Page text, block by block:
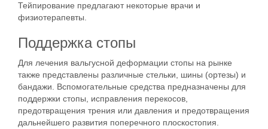
Тейпирование предлагают некоторые врачи и
физиотерапевты.
Поддержка стопы
Для лечения вальгусной деформации стопы на рынке
также представлены различные стельки, шины (ортезы) и
бандажи. Вспомогательные средства предназначены для
поддержки стопы, исправления перекосов,
предотвращения трения или давления и предотвращения
дальнейшего развития поперечного плоскостопия.